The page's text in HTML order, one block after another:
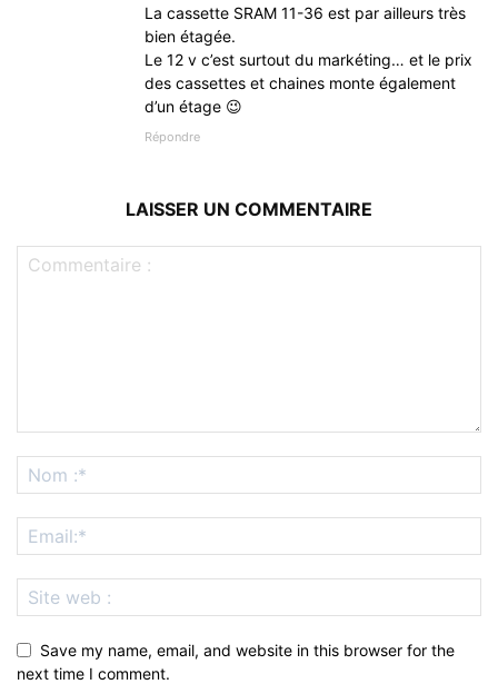
La cassette SRAM 11-36 est par ailleurs très
bien étagée.
Le 12 v c’est surtout du markéting… et le prix
des cassettes et chaines monte également
d’un étage 😉
Répondre
LAISSER UN COMMENTAIRE
Save my name, email, and website in this browser for the
next time I comment.